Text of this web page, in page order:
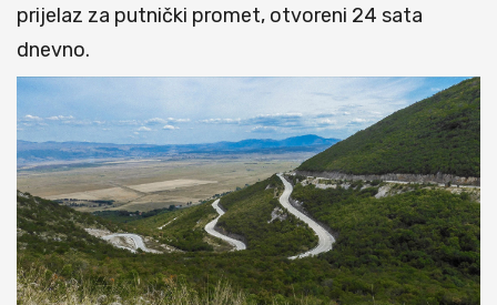
prijelaz za putnički promet, otvoreni 24 sata
dnevno.